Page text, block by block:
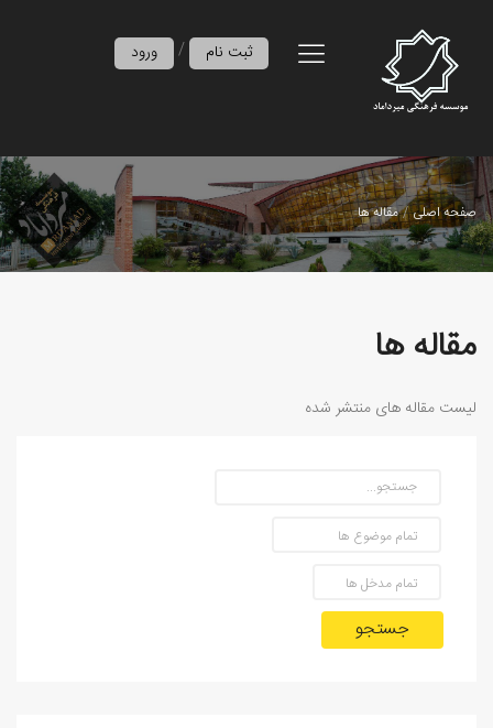
ورود / ثبت نام
صفحه اصلی مقاله ها
مقاله ها
لیست مقاله های منتشر شده
جستجو